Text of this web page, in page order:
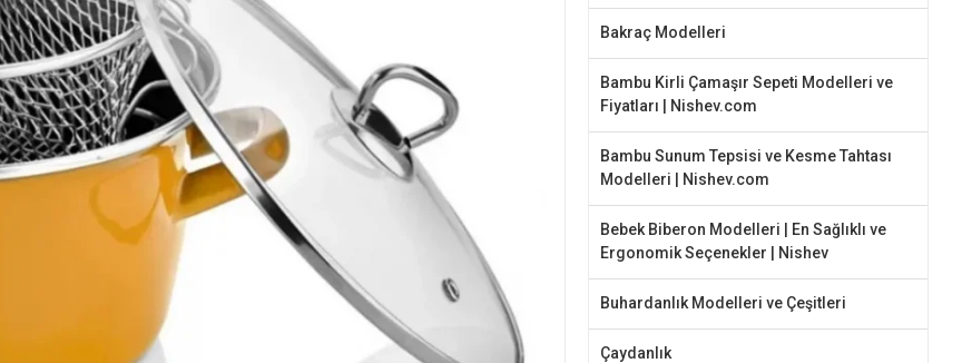
Bakraç Modelleri
Bambu Kirli Çamaşır Sepeti Modelleri ve
Fiyatları | Nishev.com
Bambu Sunum Tepsisi ve Kesme Tahtası
Modelleri | Nishev.com
Bebek Biberon Modelleri | En Sağlıklı ve
Ergonomik Seçenekler | Nishev
Buhardanlık Modelleri ve Çeşitleri
Çaydanlık